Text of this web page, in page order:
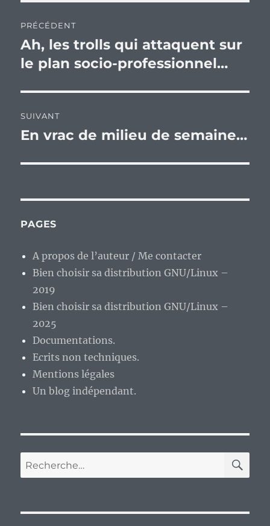
de
l’article
PRÉCÉDENT
Publication
précédente :
Ah, les trolls qui attaquent sur
le plan socio-professionnel…
SUIVANT
Publication
En vrac de milieu de semaine…
PAGES
A propos de l’auteur / Me contacter
Bien choisir sa distribution GNU/Linux –
2019
Bien choisir sa distribution GNU/Linux –
2025
Documentations.
Ecrits non techniques.
Mentions légales
Un blog indépendant.
Recherche
pour :